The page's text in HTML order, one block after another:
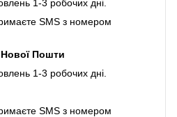
1-3 робочих дні.
SMS з номером
Нової Пошти
1-3 робочих дні.
SMS з номером